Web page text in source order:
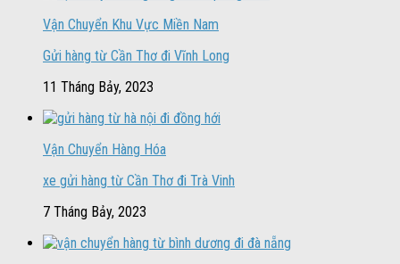
Vận Chuyển Khu Vực Miền Nam
Gửi hàng từ Cần Thơ đi Vĩnh Long
11 Tháng Bảy, 2023
Vận Chuyển Hàng Hóa
xe gửi hàng từ Cần Thơ đi Trà Vinh
7 Tháng Bảy, 2023